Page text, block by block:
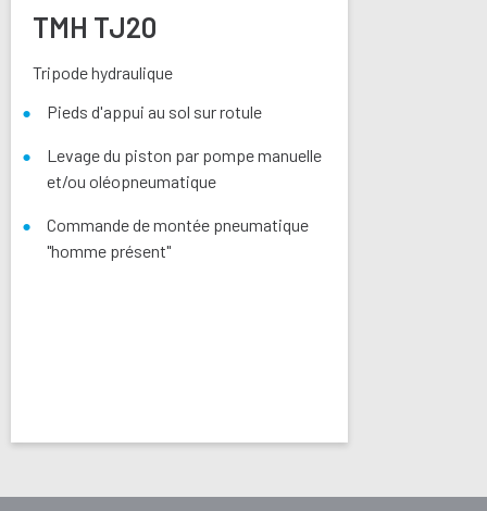
TMH TJ20
Tripode hydraulique
Pieds d'appui au sol sur rotule
Levage du piston par pompe manuelle
et/ou oléopneumatique
Commande de montée pneumatique
"homme présent"